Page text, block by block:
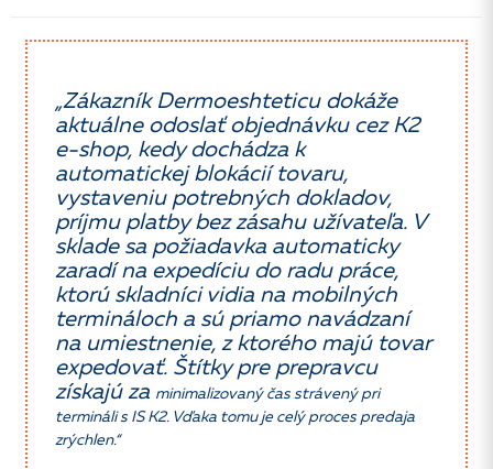
„Zákazník Dermoeshteticu dokáže
aktuálne odoslať objednávku cez K2
e-shop, kedy dochádza k
automatickej blokácií tovaru,
vystaveniu potrebných dokladov,
príjmu platby bez zásahu užívateľa. V
sklade sa požiadavka automaticky
zaradí na expedíciu do radu práce,
ktorú skladníci vidia na mobilných
termináloch a sú priamo navádzaní
na umiestnenie, z ktorého majú tovar
expedovať. Štítky pre prepravcu
získajú za minimalizovaný čas strávený pri
termináli s IS K2. Vďaka tomu je celý proces predaja
zrýchlen.“